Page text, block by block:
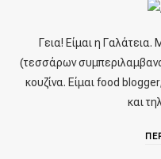
Γεια! Είμαι η
(τεσσάρων
κουζίνα. Είμαι food
και